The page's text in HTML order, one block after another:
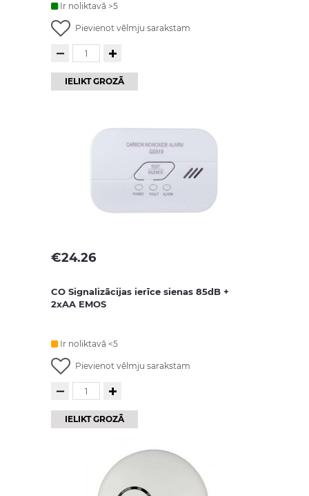
Ir noliktavā >5
Pievienot vēlmju sarakstam
IELIKT GROZĀ
€24.26
CO Signalizācijas ierīce sienas 85dB +
2xAA EMOS
Ir noliktavā <5
Pievienot vēlmju sarakstam
IELIKT GROZĀ